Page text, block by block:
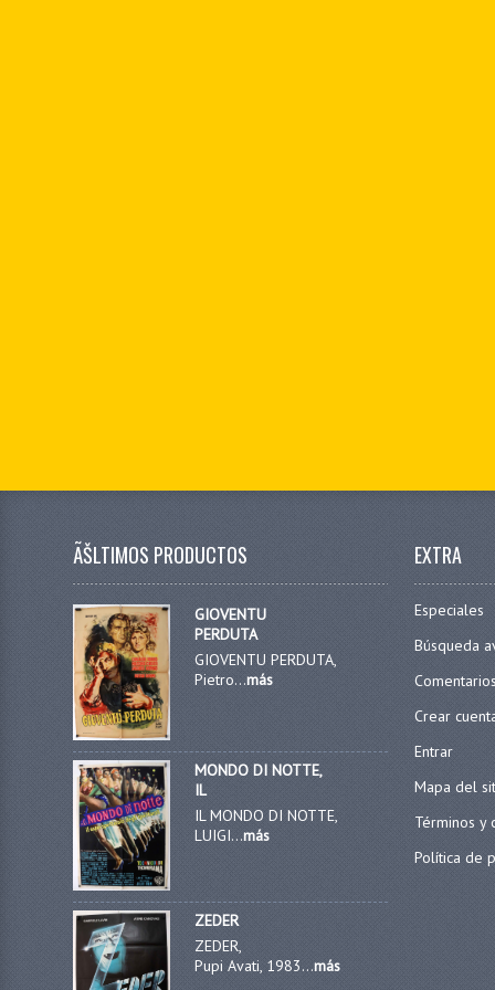
ÃŠLTIMOS PRODUCTOS
GIOVENTU
PERDUTA
GIOVENTU PERDUTA,
Pietro...más
MONDO DI NOTTE,
IL
IL MONDO DI NOTTE,
LUIGI...más
ZEDER
ZEDER,
Pupi Avati, 1983...más
EXTRA
Especiales
Búsqueda
Comentarios
Crear
Entrar
Mapa del
Términos y
Política de